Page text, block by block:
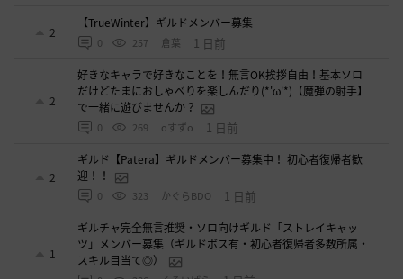
2
【TrueWinter】ギルドメンバー募集
0 257 倉葉 1 日前
2
好きなキャラで好きなことを！無言OK挨拶自由！基本ソロ
だけどたまにおしゃべりを楽しんだり(*'ω'*)【魔弾の射手】
で一緒に遊びませんか？
0 269 oすずo 1 日前
2
ギルド【Patera】ギルドメンバー募集中！ 初心者復帰者歓
迎！！
0 323 かぐらBDO 1 日前
1
ギルチャ完全無言推奨・ソロ向けギルド「ストレイキャッ
ツ」メンバー募集（ギルドボス有・初心者復帰者多数所属・
スキル目当て◎）